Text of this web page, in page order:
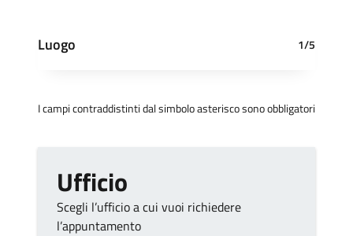
Luogo 1/5
I campi contraddistinti dal simbolo asterisco sono obbligatori
Ufficio
Scegli l’ufficio a cui vuoi richiedere
l’appuntamento